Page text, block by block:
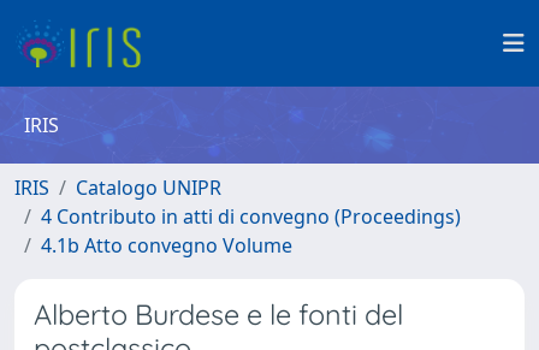
IRIS
IRIS
Catalogo UNIPR
4 Contributo in atti di convegno (Proceedings)
4.1b Atto convegno Volume
Alberto Burdese e le fonti del